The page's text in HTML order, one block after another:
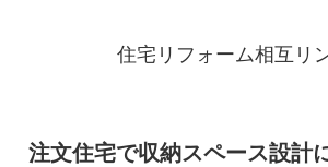
住宅リフォーム相互リ
注文住宅で収納スペース設計